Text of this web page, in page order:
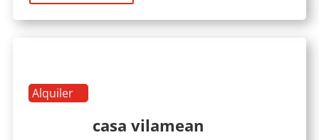
Alquiler
casa vilamean